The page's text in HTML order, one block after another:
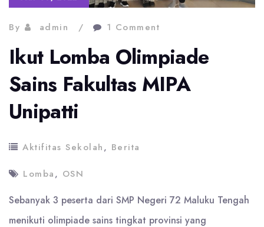
By admin 1 Comment
Ikut Lomba Olimpiade
Sains Fakultas MIPA
Unipatti
Aktifitas Sekolah, Berita
Lomba, OSN
Sebanyak 3 peserta dari SMP Negeri 72 Maluku Tengah
menikuti olimpiade sains tingkat provinsi yang